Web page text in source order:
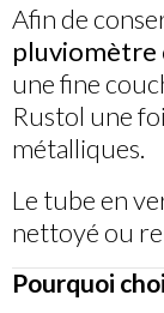
Afin de
pluviomètre
une fine
Rustol une
métalliques.
Le tube en
nettoyé ou
Pourquoi